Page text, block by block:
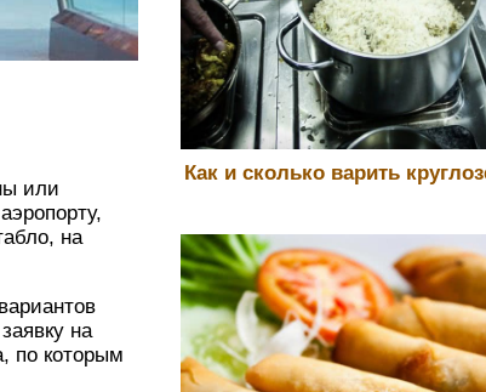
или
на
на
по которым
Как и сколько варить